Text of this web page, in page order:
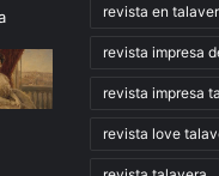
revista en
revista impresa
revista impresa
revista love